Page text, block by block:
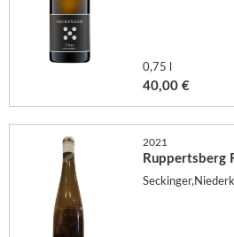
0,75 l
40,00 €
2021
Ruppertsberg